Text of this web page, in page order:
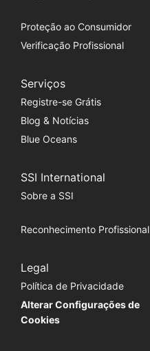
Proteção ao Consumidor
Verificação Profissional
Serviços
Registre-se Grátis
Blog & Notícias
Blue Oceans
SSI International
Sobre a SSI
Reconhecimento Profissional
Legal
Política de Privacidade
Alterar Configurações de
Cookies